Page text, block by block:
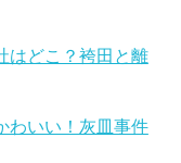
はどこ？袴田と離
わいい！灰皿事件